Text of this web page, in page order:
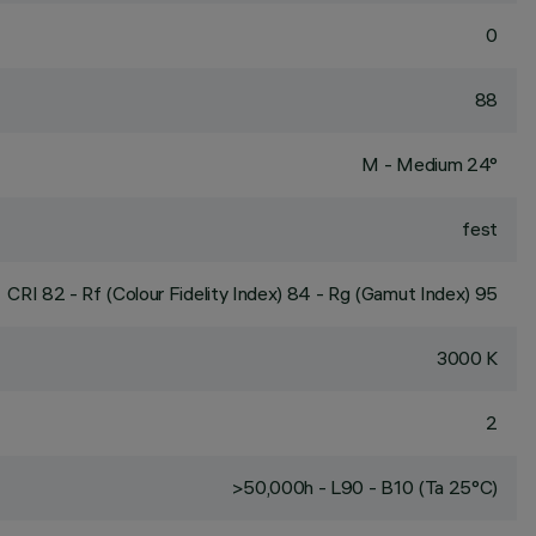
0
88
M - Medium 24°
fest
CRI 82 - Rf (Colour Fidelity Index) 84 - Rg (Gamut Index) 95
3000 K
2
>50,000h - L90 - B10 (Ta 25°C)